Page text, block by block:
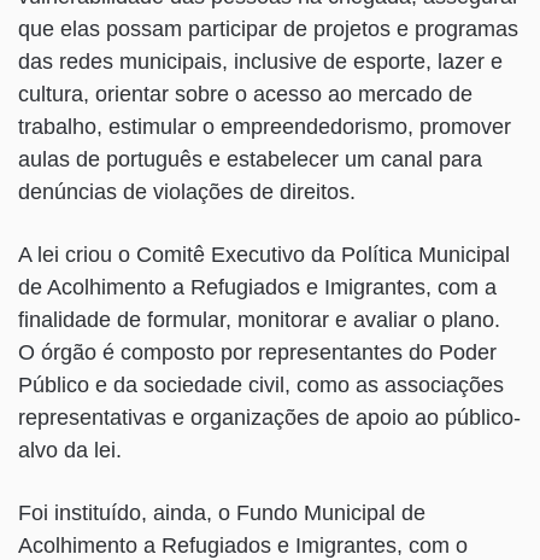
que elas possam participar de projetos e programas
das redes municipais, inclusive de esporte, lazer e
cultura, orientar sobre o acesso ao mercado de
trabalho, estimular o empreendedorismo, promover
aulas de português e estabelecer um canal para
denúncias de violações de direitos.
A lei criou o Comitê Executivo da Política Municipal
de Acolhimento a Refugiados e Imigrantes, com a
finalidade de formular, monitorar e avaliar o plano.
O órgão é composto por representantes do Poder
Público e da sociedade civil, como as associações
representativas e organizações de apoio ao público-
alvo da lei.
Foi instituído, ainda, o Fundo Municipal de
Acolhimento a Refugiados e Imigrantes, com o